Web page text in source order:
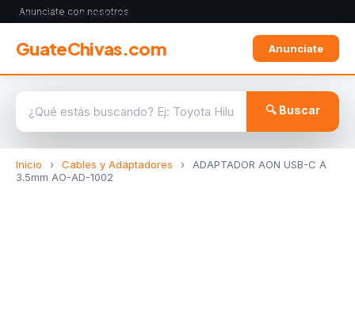
Anunciate con nosotros
GuateChivas.com Anunciate
🔍 Buscar
Inicio › Cables y Adaptadores ›
ADAPTADOR AON USB-C A
3.5mm AO-AD-1002
CABLES Y ADAPTADORES